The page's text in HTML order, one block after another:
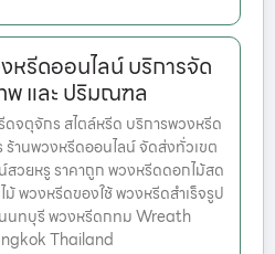
รีดออนไลน์ บริการจัด
พ และ ปริมณฑล
จตุจักร สไตล์หรีด บริการพวงหรีด
านพวงหรีดออนไลน์ จัดส่งทั่วเขต
สวยหรู ราคาถูก พวงหรีดดอกไม้สด
พวงหรีดของใช้ พวงหรีดสำเร็จรูป
นทบุรี พวงหรีดกทม Wreath
Thailand